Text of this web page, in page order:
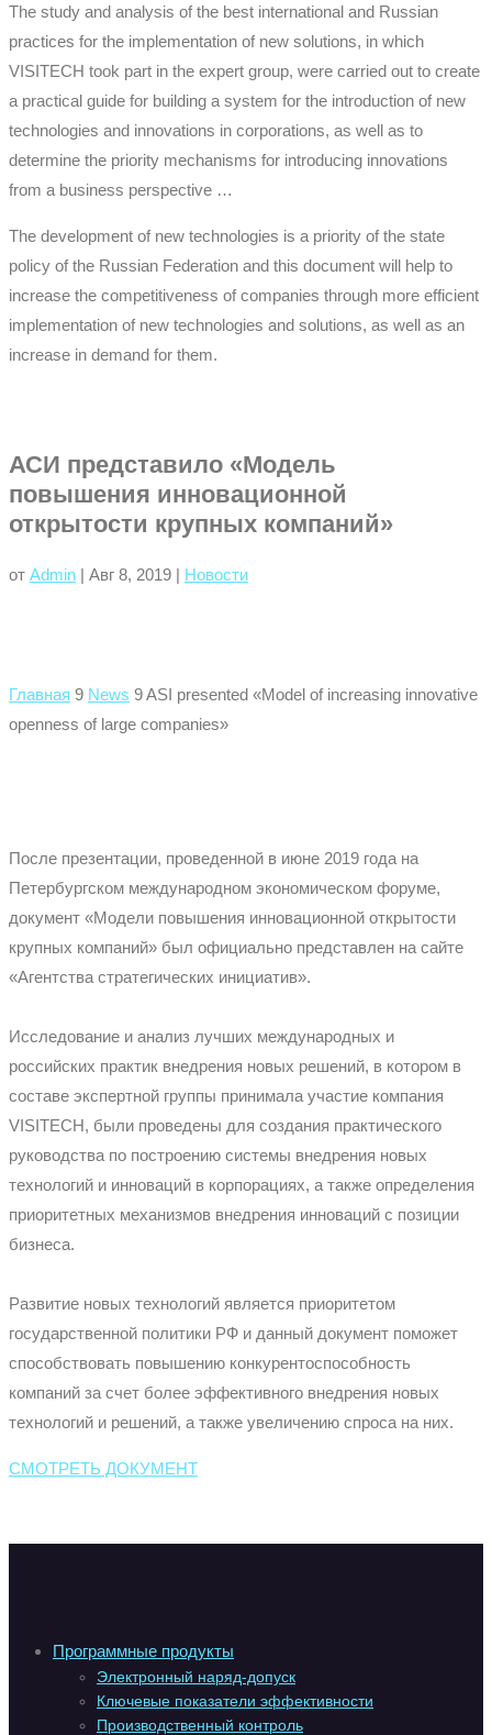
The study and analysis of the best international and Russian
practices for the implementation of new solutions, in which
VISITECH took part in the expert group, were carried out to create
a practical guide for building a system for the introduction of new
technologies and innovations in corporations, as well as to
determine the priority mechanisms for introducing innovations
from a business perspective …
The development of new technologies is a priority of the state
policy of the Russian Federation and this document will help to
increase the competitiveness of companies through more efficient
implementation of new technologies and solutions, as well as an
increase in demand for them.
АСИ представило «Модель
повышения инновационной
открытости крупных компаний»
от Admin | Авг 8, 2019 | Новости
Главная 9 News 9ASI presented «Model of increasing innovative
openness of large companies»
После презентации, проведенной в июне 2019 года на
Петербургском международном экономическом форуме,
документ «Модели повышения инновационной открытости
крупных компаний» был официально представлен на сайте
«Агентства стратегических инициатив».
Исследование и анализ лучших международных и
российских практик внедрения новых решений, в котором в
составе экспертной группы принимала участие компания
VISITECH, были проведены для создания практического
руководства по построению системы внедрения новых
технологий и инноваций в корпорациях, а также определения
приоритетных механизмов внедрения инноваций с позиции
бизнеса.
Развитие новых технологий является приоритетом
государственной политики РФ и данный документ поможет
способствовать повышению конкурентоспособность
компаний за счет более эффективного внедрения новых
технологий и решений, а также увеличению спроса на них.
СМОТРЕТЬ ДОКУМЕНТ
Программные продукты
Электронный наряд-допуск
Ключевые показатели эффективности
Производственный контроль